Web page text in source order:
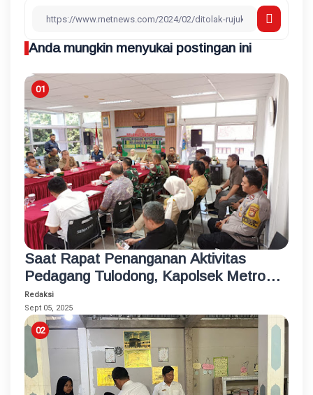
Anda mungkin menyukai postingan ini
Saat Rapat Penanganan Aktivitas
Pedagang Tulodong, Kapolsek Metro
Kebayoran Baru Berikan Solusi
Redaksi
Sept 05, 2025